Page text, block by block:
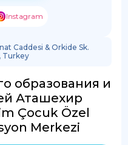
Instagram
Caddesi & Orkide Sk.
Turkey
образования и
Аташехир
Çocuk Özel
Merkezi